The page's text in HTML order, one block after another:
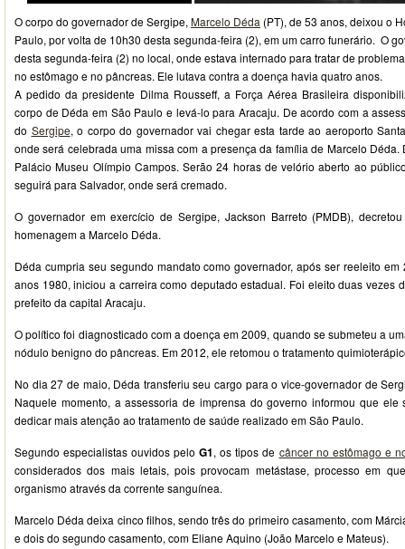
O corpo do governador de Sergipe, Marcelo Déda (PT), de 53 anos, deixou o
Paulo, por volta de 10h30 desta segunda-feira (2), em um carro funerário. O
desta segunda-feira (2) no local, onde estava internado para tratar de
no estômago e no pâncreas. Ele lutava contra a doença havia quatro anos.
A pedido da presidente Dilma Rousseff, a Força Aérea Brasileira
corpo de Déda em São Paulo e levá-lo para Aracaju. De acordo com a
do Sergipe, o corpo do governador vai chegar esta tarde ao aeroporto
onde será celebrada uma missa com a presença da família de Marcelo
Palácio Museu Olímpio Campos. Serão 24 horas de velório aberto ao
seguirá para Salvador, onde será cremado.
O governador em exercício de Sergipe, Jackson Barreto (PMDB),
homenagem a Marcelo Déda.
Déda cumpria seu segundo mandato como governador, após ser reeleito
anos 1980, iniciou a carreira como deputado estadual. Foi eleito duas vezes
prefeito da capital Aracaju.
O político foi diagnosticado com a doença em 2009, quando se submeteu a
nódulo benigno do pâncreas. Em 2012, ele retomou o tratamento
No dia 27 de maio, Déda transferiu seu cargo para o vice-governador de
Naquele momento, a assessoria de imprensa do governo informou que
dedicar mais atenção ao tratamento de saúde realizado em São Paulo.
Segundo especialistas ouvidos peloG1, os tipos de câncer no estômago e
considerados dos mais letais, pois provocam metástase, processo em
organismo através da corrente sanguínea.
Marcelo Déda deixa cinco filhos, sendo três do primeiro casamento, com
e dois do segundo casamento, com Eliane Aquino (João Marcelo e Mateus).